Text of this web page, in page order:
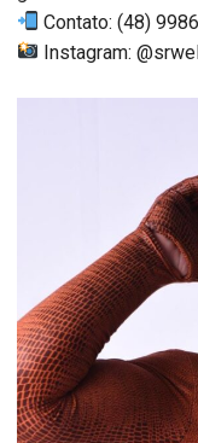
Contato: (48)
Instagram: